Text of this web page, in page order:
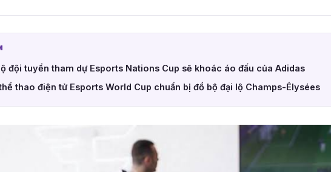
đội tuyển tham dự Esports Nations Cup sẽ khoác áo đấu của Adidas
thao điện tử Esports World Cup chuẩn bị đổ bộ đại lộ Champs-Élysées